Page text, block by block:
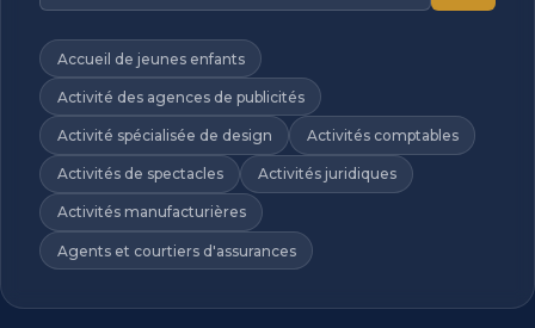
Accueil de jeunes enfants
Activité des agences de publicités
Activité spécialisée de design Activités comptables
Activités de spectacles Activités juridiques
Activités manufacturières
Agents et courtiers d'assurances